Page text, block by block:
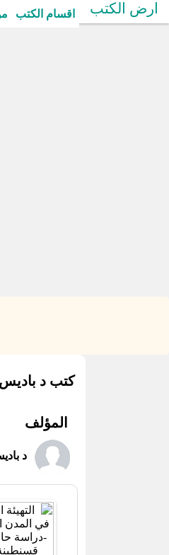
ارض الكتب اقسام الكتب
كتب د
المؤلف
د